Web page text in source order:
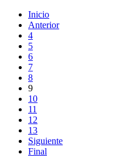
Inicio
Anterior
4
5
6
7
8
9
10
11
12
13
Siguiente
Final